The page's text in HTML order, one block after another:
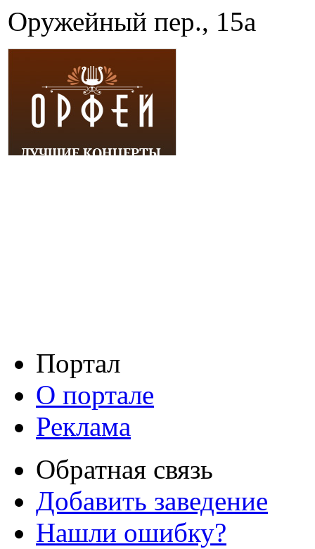
Оружейный пер., 15а
Портал
О портале
Реклама
Обратная связь
Добавить заведение
Нашли ошибку?